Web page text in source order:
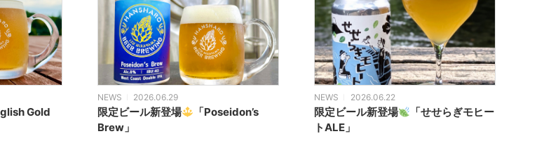
Gold
NEWS 2026.06.29
限定ビール新登場
「Poseidon’s
Brew」
NEWS 2026.06.22
限定ビール新登場
「せせらぎモヒー
トALE」